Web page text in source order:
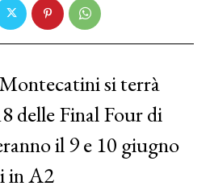
si terrà
delle Final Four di
il 9 e 10 giugno
in A2